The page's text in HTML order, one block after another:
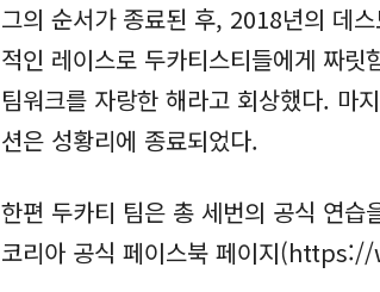
그의 순서가 종료된 후, 2018년의 데
적인 레이스로 두카티스티들에게 짜
팀워크를 자랑한 해라고 회상했다. 마
션은 성황리에 종료되었다.
한편 두카티 팀은 총 세번의 공식 연
코리아 공식 페이스북 페이지